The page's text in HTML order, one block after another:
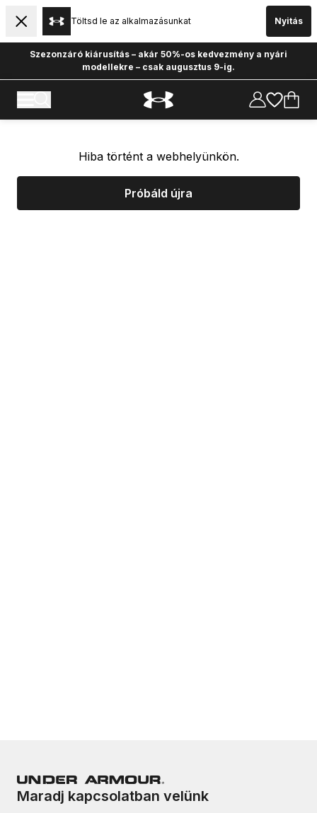
Töltsd le az alkalmazásunkat Nyitás
Szezonzáró kiárusítás – akár 50%-os kedvezmény a nyári
modellekre – csak augusztus 9-ig.
Hiba történt a webhelyünkön.
Próbáld újra
Maradj kapcsolatban velünk